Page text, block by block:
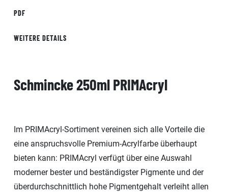
PDF
WEITERE DETAILS
Schmincke 250ml PRIMAcryl
Im PRIMAcryl-Sortiment vereinen sich alle Vorteile die
eine anspruchsvolle Premium-Acrylfarbe überhaupt
bieten kann: PRIMAcryl verfügt über eine Auswahl
moderner bester und beständigster Pigmente und der
überdurchschnittlich hohe Pigmentgehalt verleiht allen